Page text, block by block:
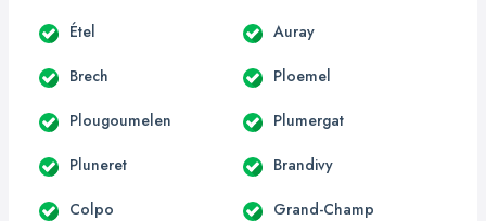
Étel Auray
Brech Ploemel
Plougoumelen Plumergat
Pluneret Brandivy
Colpo Grand-Champ